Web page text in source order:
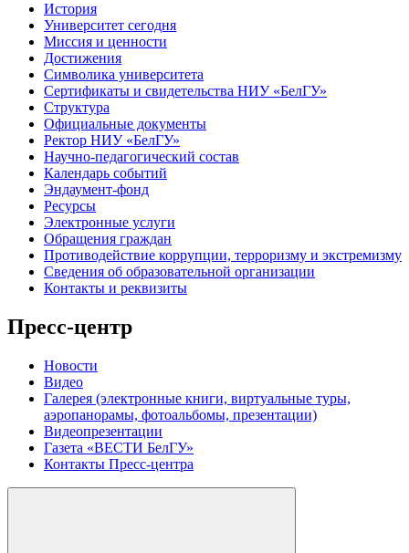
История
Университет сегодня
Миссия и ценности
Достижения
Символика университета
Сертификаты и свидетельства НИУ «БелГУ»
Структура
Официальные документы
Ректор НИУ «БелГУ»
Научно-педагогический состав
Календарь событий
Эндаумент-фонд
Ресурсы
Электронные услуги
Обращения граждан
Противодействие коррупции, терроризму и экстремизму
Сведения об образовательной организации
Контакты и реквизиты
Пресс-центр
Новости
Видео
Галерея (электронные книги, виртуальные туры,
аэропанорамы, фотоальбомы, презентации)
Видеопрезентации
Газета «ВЕСТИ БелГУ»
Контакты Пресс-центра